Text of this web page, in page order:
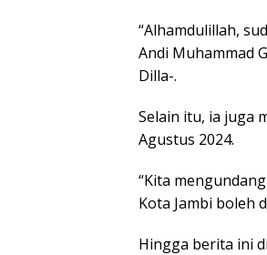
“Alhamdulillah,
Andi Muhammad
Dilla-.
Selain itu, ia juga
Agustus 2024.
“Kita
Kota Jambi boleh
Hingga berita ini